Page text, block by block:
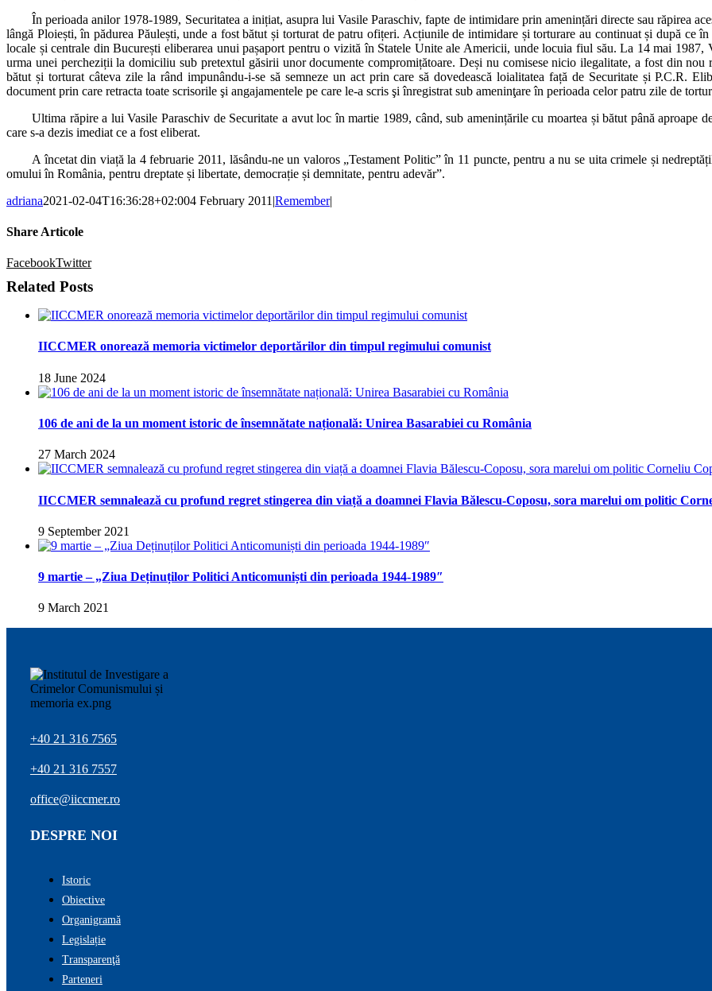
În perioada anilor 1978-1989, Securitatea a inițiat, asupra lui Vasile Paraschiv, fapte de intimidare prin amenințări directe sau răpirea
lângă Ploiești, în pădurea Păulești, unde a fost bătut și torturat de patru ofițeri. Acțiunile de intimidare și torturare au continuat și după ce
locale și centrale din București eliberarea unui pașaport pentru o vizită în Statele Unite ale Americii, unde locuia fiul său. La 14 mai 1987,
urma unei percheziții la domiciliu sub pretextul găsirii unor documente compromițătoare. Deși nu comisese nicio ilegalitate, a fost din nou
bătut și torturat câteva zile la rând impunându-i-se să semneze un act prin care să dovedească loialitatea față de Securitate și P.C.R.
document prin care retracta toate scrisorile şi angajamentele pe care le-a scris şi înregistrat sub ameninţare în perioada celor patru zile de
Ultima răpire a lui Vasile Paraschiv de Securitate a avut loc în martie 1989, când, sub amenințările cu moartea și bătut până aproape
care s-a dezis imediat ce a fost eliberat.
A încetat din viață la 4 februarie 2011, lăsându-ne un valoros „Testament Politic” în 11 puncte, pentru a nu se uita crimele și
omului în România, pentru dreptate și libertate, democrație și demnitate, pentru adevăr”.
adriana2021-02-04T16:36:28+02:004 February 2011 |Remember|
Share Articole
FacebookTwitter
Related Posts
IICCMER onorează memoria victimelor deportărilor din timpul regimului comunist
18 June 2024
106 de ani de la un moment istoric de însemnătate națională: Unirea Basarabiei cu România
27 March 2024
IICCMER semnalează cu profund regret stingerea din viață a doamnei Flavia Bălescu-Coposu, sora marelui om politic
9 September 2021
9 martie – „Ziua Deținuților Politici Anticomuniști din perioada 1944-1989″
9 March 2021
+40 21 316 7565
+40 21 316 7557
office@iiccmer.ro
DESPRE NOI
Istoric
Obiective
Organigramă
Legislație
Transparenţă
Parteneri